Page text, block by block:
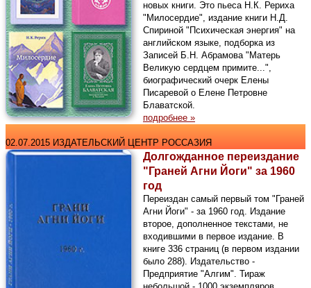
новых книги. Это пьеса Н.К. Рериха
"Милосердие", издание книги Н.Д.
Спириной "Психическая энергия" на
английском языке, подборка из
Записей Б.Н. Абрамова "Матерь
Великую сердцем примите...",
биографический очерк Елены
Писаревой о Елене Петровне
Блаватской.
подробнее »
02.07.2015 ИЗДАТЕЛЬСКИЙ ЦЕНТР РОССАЗИЯ
Долгожданное переиздание
"Граней Агни Йоги" за 1960
год
Переиздан самый первый том "Граней
Агни Йоги" - за 1960 год. Издание
второе, дополненное текстами, не
входившими в первое издание. В
книге 336 страниц (в первом издании
было 288). Издательство -
Предприятие "Алгим". Тираж